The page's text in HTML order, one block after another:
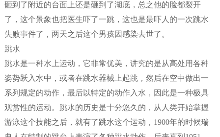
砸到了附近的台面上还是砸到了湖底，总之他的脸都裂开
了，这个景象也把医生吓了一跳，这也是最吓人的一次跳水
失败事件了，两天之后这个男孩因感染去世了。
跳水
跳水是一种水上运动，它非常优美，讲究的是从高处用各种
姿势跃入水中，或者在跳水器械上起跳，然后在空中做出一
系列规定的动作，最后以特定的动作入水，因此是一种极具
观赏性的运动。跳水的历史是十分悠久的，从人类开始掌握
游泳这个技能之后，就有了跳水这个运动，1900年的时候瑞